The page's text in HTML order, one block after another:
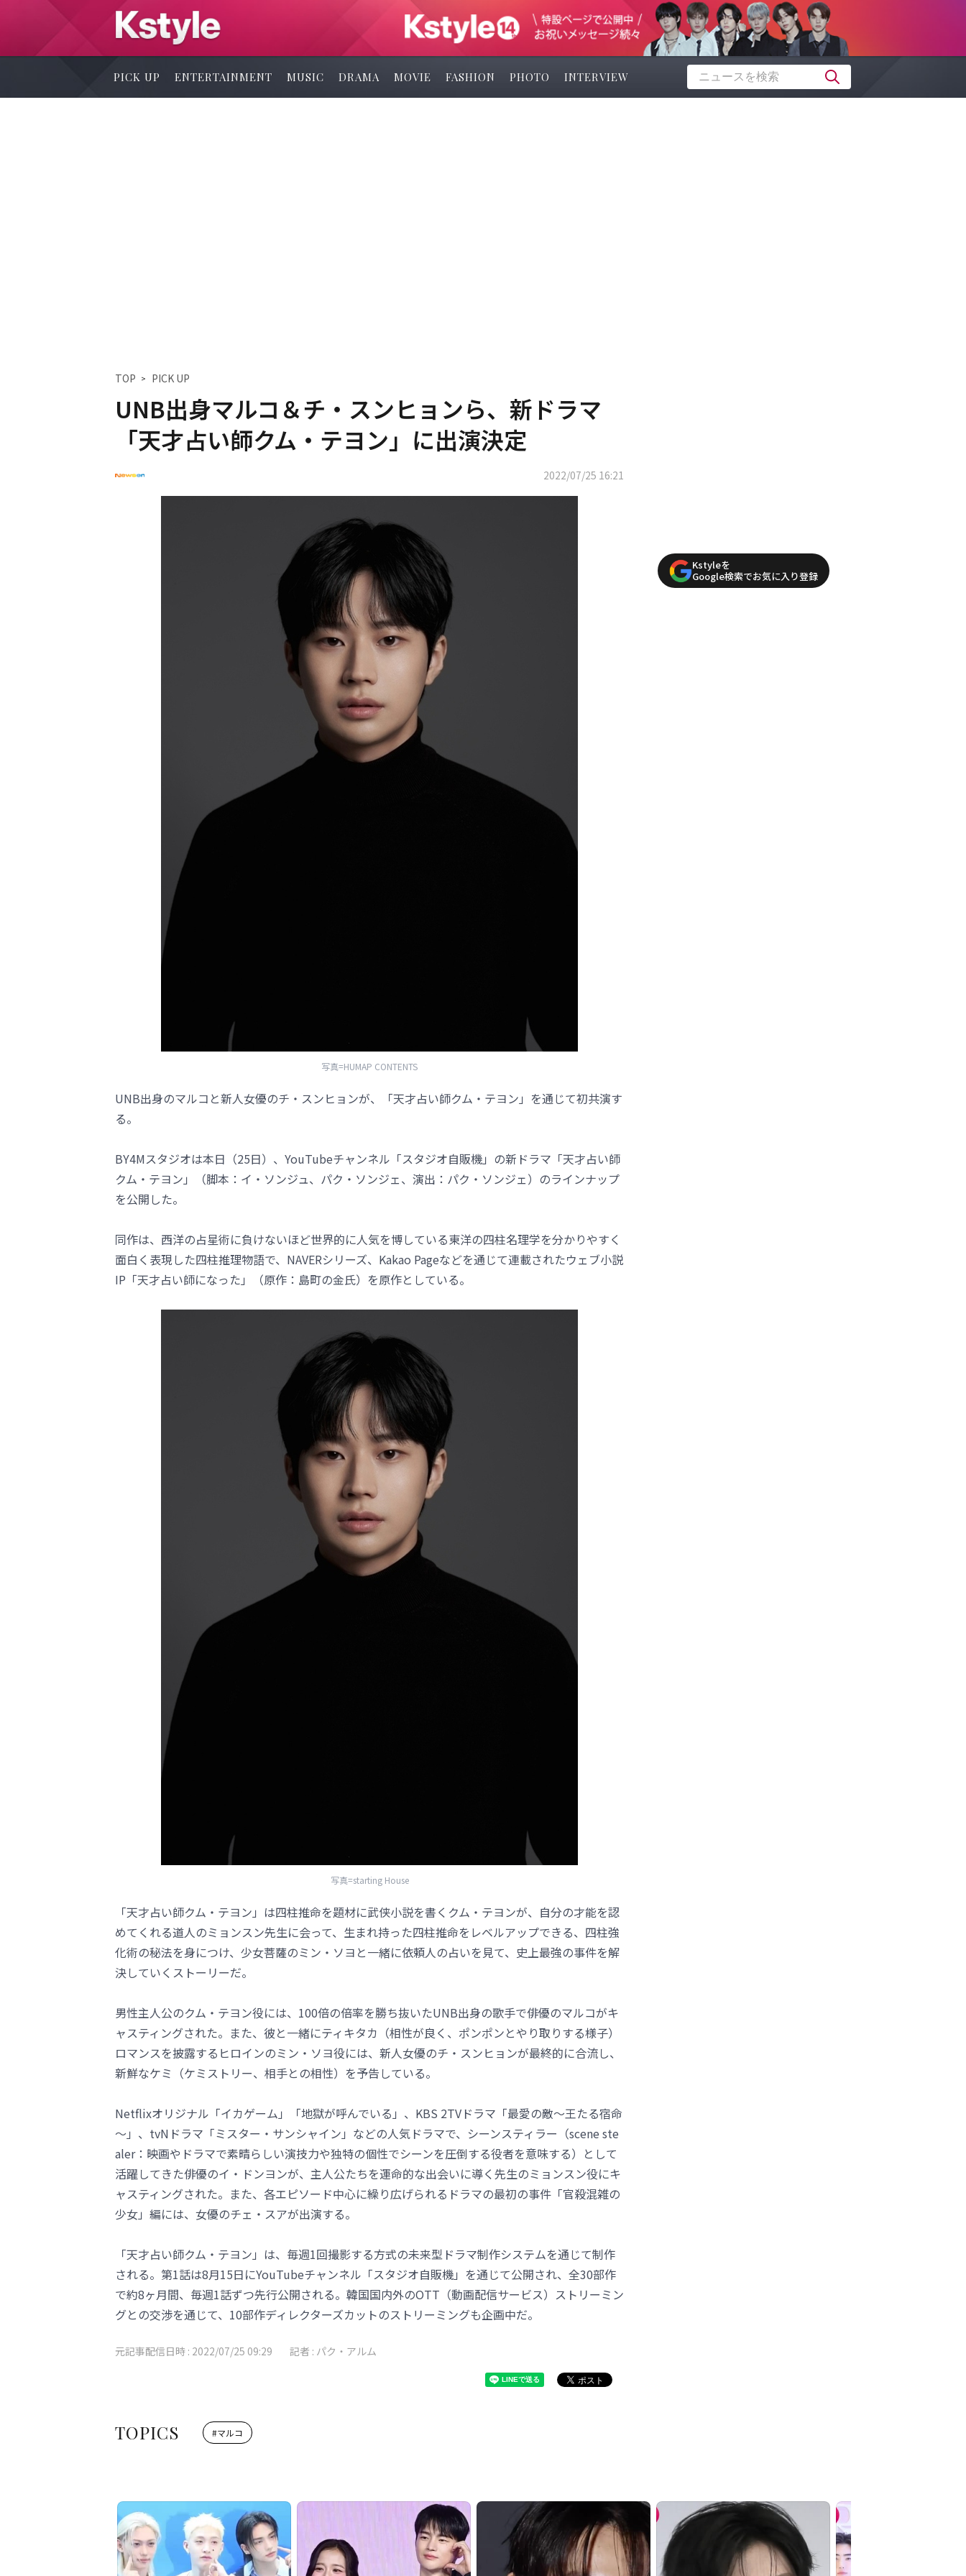
PICK UP ENTERTAINMENT MUSIC DRAMA MOVIE FASHION PHOTO INTERVIEW
TOP PICK UP
UNB出身マルコ＆チ・スンヒョンら、新ドラマ
「天才占い師クム・テヨン」に出演決定
2022/07/25 16:21
写真=HUMAP CONTENTS
UNB出身のマルコと新人女優のチ・スンヒョンが、「天才占い師クム・テヨン」を通じて初共演す
る。
BY4Mスタジオは本日（25日）、YouTubeチャンネル「スタジオ自販機」の新ドラマ「天才占い師
クム・テヨン」（脚本：イ・ソンジュ、パク・ソンジェ、演出：パク・ソンジェ）のラインナップ
を公開した。
同作は、西洋の占星術に負けないほど世界的に人気を博している東洋の四柱名理学を分かりやすく
面白く表現した四柱推理物語で、NAVERシリーズ、Kakao Pageなどを通じて連載されたウェブ小説
IP「天才占い師になった」（原作：島町の金氏）を原作としている。
写真=starting House
「天才占い師クム・テヨン」は四柱推命を題材に武侠小説を書くクム・テヨンが、自分の才能を認
めてくれる道人のミョンスン先生に会って、生まれ持った四柱推命をレベルアップできる、四柱強
化術の秘法を身につけ、少女菩薩のミン・ソヨと一緒に依頼人の占いを見て、史上最強の事件を解
決していくストーリーだ。
男性主人公のクム・テヨン役には、100倍の倍率を勝ち抜いたUNB出身の歌手で俳優のマルコがキ
ャスティングされた。また、彼と一緒にティキタカ（相性が良く、ポンポンとやり取りする様子）
ロマンスを披露するヒロインのミン・ソヨ役には、新人女優のチ・スンヒョンが最終的に合流し、
新鮮なケミ（ケミストリー、相手との相性）を予告している。
Netflixオリジナル「イカゲーム」「地獄が呼んでいる」、KBS 2TVドラマ「最愛の敵～王たる宿命
～」、tvNドラマ「ミスター・サンシャイン」などの人気ドラマで、シーンスティラー（scene ste
aler：映画やドラマで素晴らしい演技力や独特の個性でシーンを圧倒する役者を意味する）として
活躍してきた俳優のイ・ドンヨンが、主人公たちを運命的な出会いに導く先生のミョンスン役にキ
ャスティングされた。また、各エピソード中心に繰り広げられるドラマの最初の事件「官殺混雑の
少女」編には、女優のチェ・スアが出演する。
「天才占い師クム・テヨン」は、毎週1回撮影する方式の未来型ドラマ制作システムを通じて制作
される。第1話は8月15日にYouTubeチャンネル「スタジオ自販機」を通じて公開され、全30部作
で約8ヶ月間、毎週1話ずつ先行公開される。韓国国内外のOTT（動画配信サービス）ストリーミン
グとの交渉を通じて、10部作ディレクターズカットのストリーミングも企画中だ。
元記事配信日時 : 2022/07/25 09:29 記者 : パク・アルム
TOPICS #マルコ
Kstyleを
Google検索でお気に入り登録